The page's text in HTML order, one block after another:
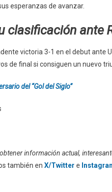
esperanzas de avanzar.
clasificación ante
victoria 3-1 en el debut ante
de final si consiguen un nuevo
del “Gol del Siglo”
información actual,
también en X/Twitter e